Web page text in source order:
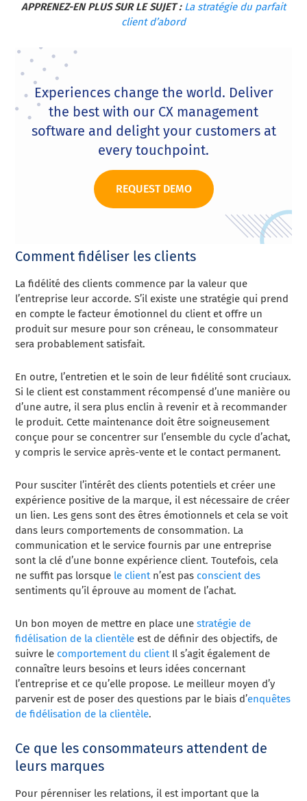
APPRENEZ-EN PLUS SUR LE SUJET : La stratégie du parfait
client d’abord
Experiences change the world. Deliver
the best with our CX management
software and delight your customers at
every touchpoint.
REQUEST DEMO
Comment fidéliser les clients
La fidélité des clients commence par la valeur que
l’entreprise leur accorde. S’il existe une stratégie qui prend
en compte le facteur émotionnel du client et offre un
produit sur mesure pour son créneau, le consommateur
sera probablement satisfait.
En outre, l’entretien et le soin de leur fidélité sont cruciaux.
Si le client est constamment récompensé d’une manière ou
d’une autre, il sera plus enclin à revenir et à recommander
le produit. Cette maintenance doit être soigneusement
conçue pour se concentrer sur l’ensemble du cycle d’achat,
y compris le service après-vente et le contact permanent.
Pour susciter l’intérêt des clients potentiels et créer une
expérience positive de la marque, il est nécessaire de créer
un lien. Les gens sont des êtres émotionnels et cela se voit
dans leurs comportements de consommation. La
communication et le service fournis par une entreprise
sont la clé d’une bonne expérience client. Toutefois, cela
ne suffit pas lorsque le clientn’est pas conscient des
sentiments qu’il éprouve au moment de l’achat.
Un bon moyen de mettre en place unestratégie de
fidélisation de la clientèle est de définir des objectifs, de
suivre le comportement du client Il s’agit également de
connaître leurs besoins et leurs idées concernant
l’entreprise et ce qu’elle propose. Le meilleur moyen d’y
parvenir est de poser des questions par le biais d’enquêtes
de fidélisation de la clientèle.
Ce que les consommateurs attendent de
leurs marques
Pour pérenniser les relations, il est important que la